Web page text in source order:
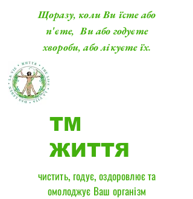
Щоразу, коли Ви їсте або
п'єте, Ви або годуєте
хвороби, або лікуєте їх.
ТМ
ЖИТТЯ
чистить, годує, оздоровлює та
омолоджує Ваш організм